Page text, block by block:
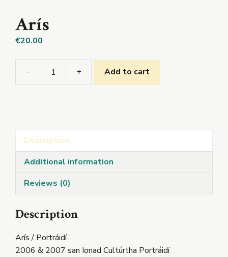
Arís
€20.00
-
Arís
+ Add to cart
Description
Additional information
Reviews (0)
Description
Arís / Portráidí
2006 & 2007 san Ionad Cultúrtha Portráidí